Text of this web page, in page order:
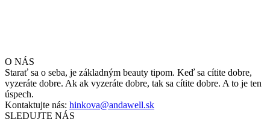
O NÁS
Starať sa o seba, je základným beauty tipom. Keď sa cítite dobre,
vyzeráte dobre. Ak ak vyzeráte dobre, tak sa cítite dobre. A to je ten
úspech.
Kontaktujte nás: hinkova@andawell.sk
SLEDUJTE NÁS